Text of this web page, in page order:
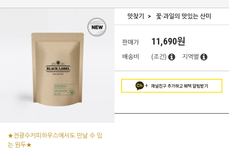
★전광수커피하우스에서도 만날 수 있
는 원두★
맛찾기 꽃·과일의 맛있는 산미
판매가 11,690원
배송비 (조건) 지역별